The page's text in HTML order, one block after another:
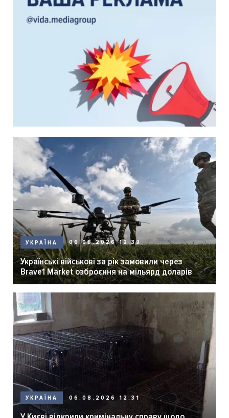
УКРАЇНА 06.08.2026 12:39
Українські військові за рік замовили через
Brave1 Market озброєння на мільярд доларів
УКРАЇНА 06.08.2026 12:31